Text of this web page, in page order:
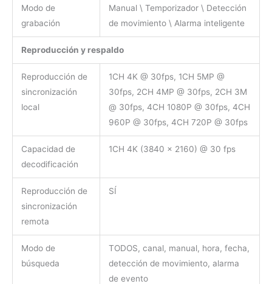
Modo de
grabación
Manual \ Temporizador \ Detección
de movimiento \ Alarma inteligente
Reproducción y respaldo
Reproducción de
sincronización
local
1CH 4K @ 30fps, 1CH 5MP @
30fps, 2CH 4MP @ 30fps, 2CH 3M
@ 30fps, 4CH 1080P @ 30fps, 4CH
960P @ 30fps, 4CH 720P @ 30fps
Capacidad de
decodificación
1CH 4K (3840 × 2160) @ 30 fps
Reproducción de
sincronización
remota
SÍ
Modo de
búsqueda
TODOS, canal, manual, hora, fecha,
detección de movimiento, alarma
de evento